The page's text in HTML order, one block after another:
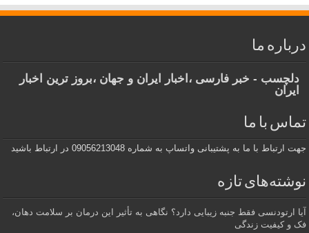
درباره ما
دلچسب - خبر فارسی ،اخبار ایران و جهان ،بروز ترین اخبار
ایران
تماس با ما
جهت ارتباط با ما به پشتیبانی واتساپ به شماره 09056213048 در ارتباط باشید
نوشته‌های تازه
آیا ارتودنسی فقط جنبه زیبایی دارد؟ نگاهی به تأثیر این درمان بر سلامت دهان،
فک و کیفیت زندگی